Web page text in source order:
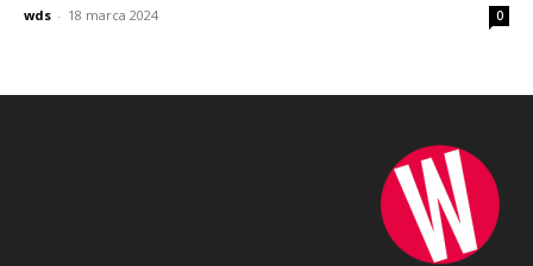
wds - 18 marca 2024 0